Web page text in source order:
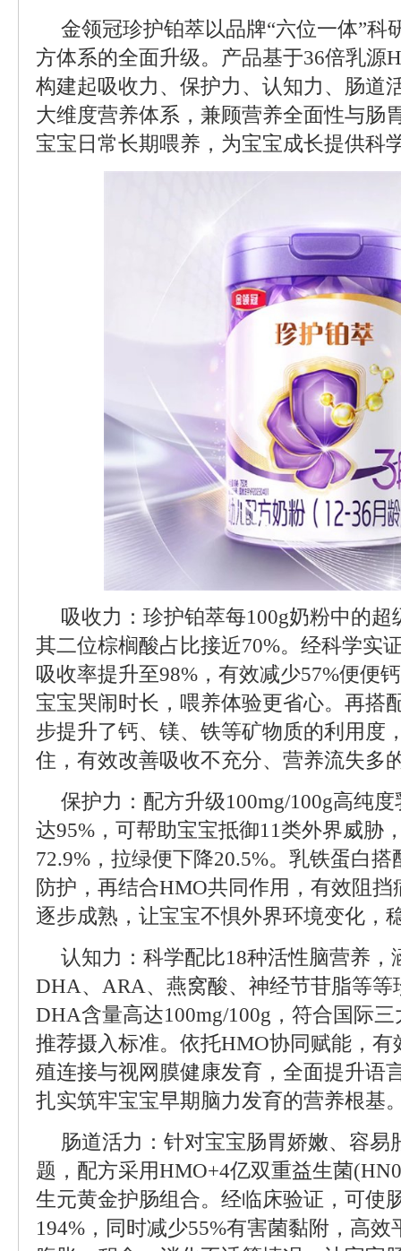
金领冠珍护铂萃以品牌“六位一体”科
方体系的全面升级。产品基于36倍乳源
构建起吸收力、保护力、认知力、肠道
大维度营养体系，兼顾营养全面性与肠
宝宝日常长期喂养，为宝宝成长提供科
吸收力：珍护铂萃每100g奶粉中的超
其二位棕榈酸占比接近70%。经科学实
吸收率提升至98%，有效减少57%便便
宝宝哭闹时长，喂养体验更省心。再搭
步提升了钙、镁、铁等矿物质的利用度
住，有效改善吸收不充分、营养流失多
保护力：配方升级100mg/100g高纯
达95%，可帮助宝宝抵御11类外界威胁
72.9%，拉绿便下降20.5%。乳铁蛋白
防护，再结合HMO共同作用，有效阻
逐步成熟，让宝宝不惧外界环境变化，
认知力：科学配比18种活性脑营养，
DHA、ARA、燕窝酸、神经节苷脂等等
DHA含量高达100mg/100g，符合国际
推荐摄入标准。依托HMO协同赋能，
殖连接与视网膜健康发育，全面提升语
扎实筑牢宝宝早期脑力发育的营养根基
肠道活力：针对宝宝肠胃娇嫩、容易
题，配方采用HMO+4亿双重益生菌
生元黄金护肠组合。经临床验证，可使
194%，同时减少55%有害菌黏附，高